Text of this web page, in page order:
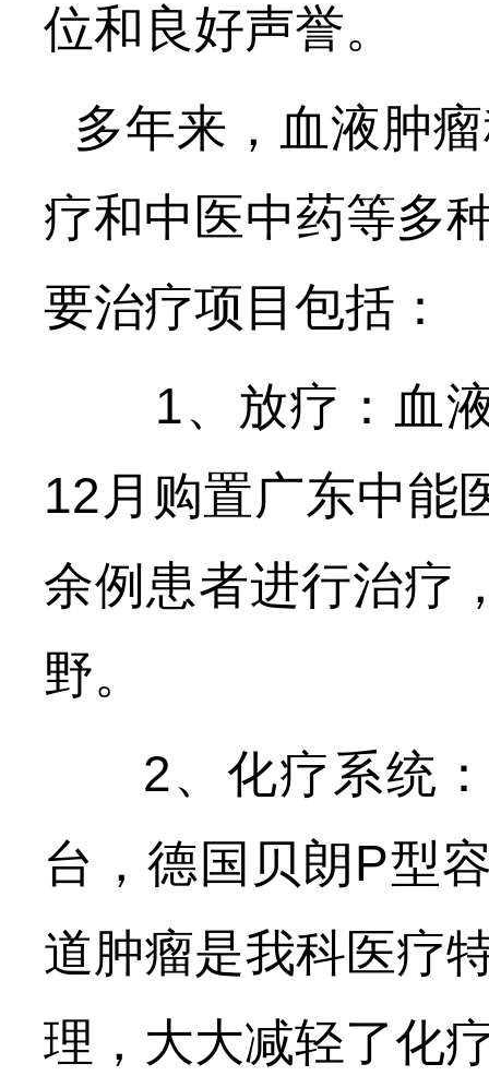
位和良好声誉。
多年来，血液肿
疗和中医中药等多
要治疗项目包括：
1、放疗：血液
12月购置广东中能
余例患者进行治疗
野。
2、化疗系统：
台，德国贝朗P型
道肿瘤是我科医疗
理，大大减轻了化